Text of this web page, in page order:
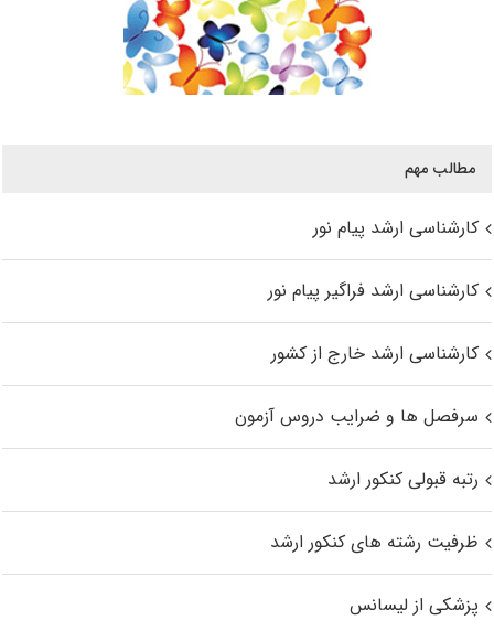
مطالب مهم
کارشناسی ارشد پیام نور
کارشناسی ارشد فراگیر پیام نور
کارشناسی ارشد خارج از کشور
سرفصل ها و ضرایب دروس آزمون
رتبه قبولی کنکور ارشد
ظرفیت رشته های کنکور ارشد
پزشکی از لیسانس